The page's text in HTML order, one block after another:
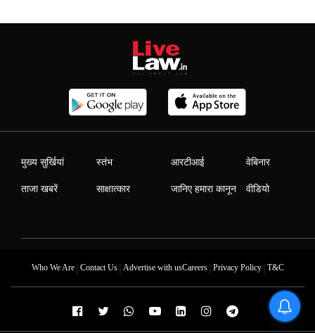
मुख्य सुर्खियां
ताजा खबरें
स्तंभ
साक्षात्कार
आरटीआई
जानिए हमारा कानून
वेबिनार
वीडियो
Who We Are| Contact Us| Advertise with usCareers| Privacy Policy| T&C